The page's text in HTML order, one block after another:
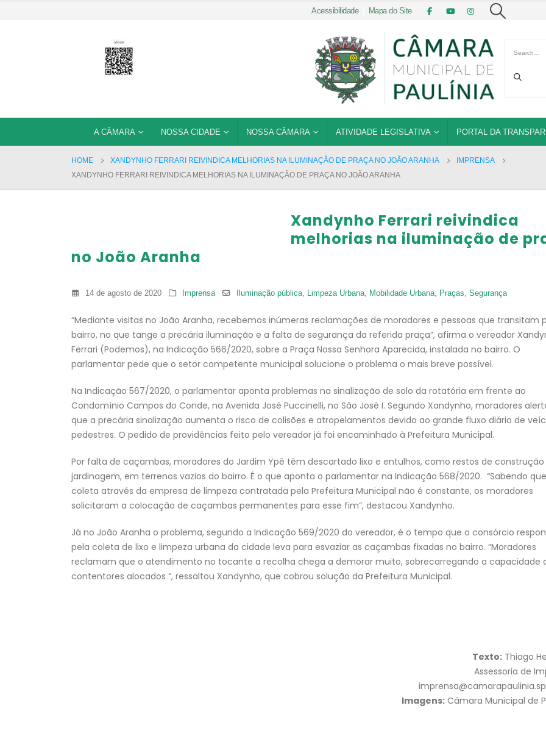
Acessibilidade| Mapa do Site
A CÂMARA NOSSA CIDADE NOSSA CÂMARA ATIVIDADE LEGISLATIVA PORTAL DA
HOME XANDYNHO FERRARI REIVINDICA MELHORIAS NA ILUMINAÇÃO DE PRAÇA NO JOÃO ARANHA
IMPRENSA
XANDYNHO FERRARI REIVINDICA MELHORIAS NA ILUMINAÇÃO DE PRAÇA NO JOÃO ARANHA
Xandynho Ferrari reivindica
melhorias na iluminação de
no João Aranha
14 de agosto de 2020 Imprensa Iluminação pública, Limpeza Urbana, Mobilidade Urbana, Praças, Segurança
“Mediante visitas no João Aranha, recebemos inúmeras reclamações de moradores e pessoas que transitam
bairro, no que tange a precária iluminação e a falta de segurança da referida praça”, afirma o vereador
Ferrari (Podemos), na Indicação 566/2020, sobre a Praça Nossa Senhora Aparecida, instalada no bairro. O
parlamentar pede que o setor competente municipal solucione o problema o mais breve possível.
Na Indicação 567/2020, o parlamentar aponta problemas na sinalização de solo da rotatória em frente ao
Condomínio Campos do Conde, na Avenida José Puccinelli, no São José I. Segundo Xandynho, moradores
que a precária sinalização aumenta o risco de colisões e atropelamentos devido ao grande fluxo diário de
pedestres. O pedido de providências feito pelo vereador já foi encaminhado à Prefeitura Municipal.
Por falta de caçambas, moradores do Jardim Ypê têm descartado lixo e entulhos, como restos de construção
jardinagem, em terrenos vazios do bairro. É o que aponta o parlamentar na Indicação 568/2020. “Sabendo
coleta através da empresa de limpeza contratada pela Prefeitura Municipal não é constante, os moradores
solicitaram a colocação de caçambas permanentes para esse fim”, destacou Xandynho.
Já no João Aranha o problema, segundo a Indicação 569/2020 do vereador, é o tempo que o consórcio
pela coleta de lixo e limpeza urbana da cidade leva para esvaziar as caçambas fixadas no bairro. “Moradores
reclamam que o atendimento no tocante a recolha chega a demorar muito, sobrecarregando a capacidade
contentores alocados “, ressaltou Xandynho, que cobrou solução da Prefeitura Municipal.
Texto: Thiago
Assessoria de
Imagens: Câmara Municipal de